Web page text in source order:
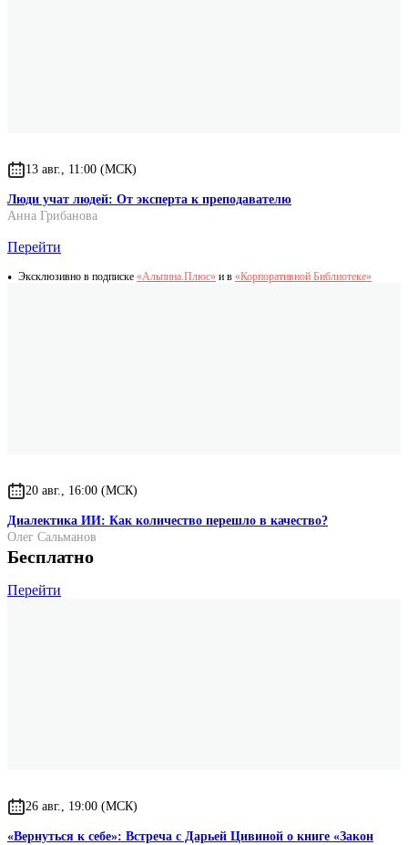
13 авг., 11:00 (МСК)
Люди учат людей: От эксперта к преподавателю
Анна Грибанова
Перейти
Эксклюзивно в подписке «Альпина.Плюс» и в «Корпоративной Библиотеке»
20 авг., 16:00 (МСК)
Диалектика ИИ: Как количество перешло в качество?
Олег Сальманов
Бесплатно
Перейти
26 авг., 19:00 (МСК)
«Вернуться к себе»: Встреча с Дарьей Цивиной о книге «Закон